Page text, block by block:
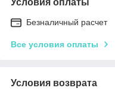
Безналичный расчет
Все условия оплаты
Условия возврата